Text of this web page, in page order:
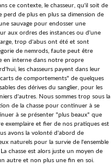
ce contexte, le chasseur, qu'il soit de
perd de plus en plus sa dimension de
sauvage pour endosser une
aux ordres des instances ou d'une
trop d'abus ont été et sont
de nemrods, faute peut être
en interne dans notre propre
les chasseurs payent dans leur
de comportements" de quelques
des dérives du sanglier, pour les
d'autres. Nous sommes trop sous la
de la chasse pour continuer à se
à se présenter "plus beaux" que
exemplaire et fier de nos pratiques est
avons la volonté d'abord de
naturels pour la survie de l'ensemble
chasse est alors juste un moyen de
autre et non plus une fin en soi.